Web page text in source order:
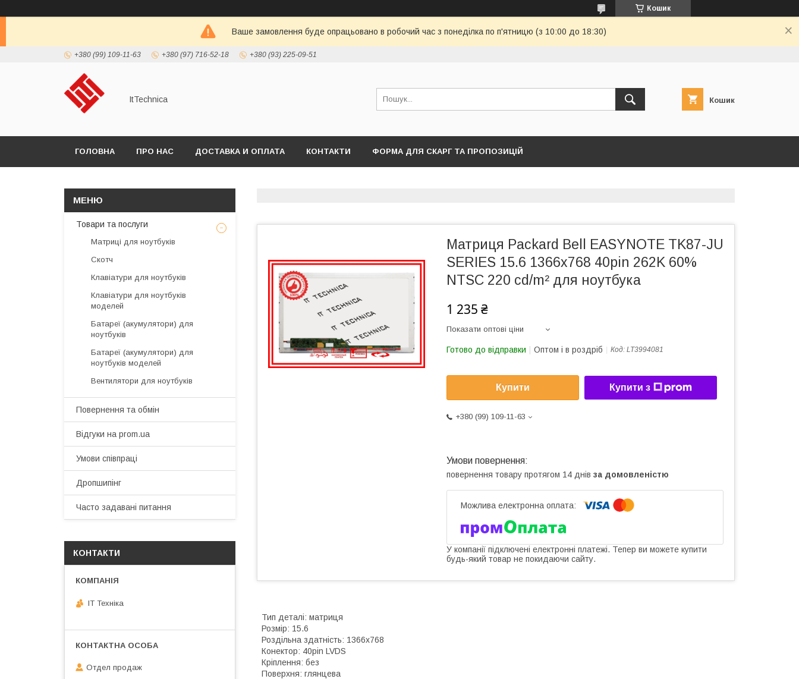
Кошик
Ваше замовлення буде опрацьовано в робочий час з понеділка по п'ятницю (з 10:00 до 18:30)
+380 (99) 109-11-63 +380 (97) 716-52-18 +380 (93) 225-09-51
ItTechnica Кошик
ГОЛОВНА ПРО НАС ДОСТАВКА И ОПЛАТА КОНТАКТИ ФОРМА ДЛЯ СКАРГ ТА ПРОПОЗИЦІЙ
Матриця Packard Bell EASYNOTE TK87-JU
SERIES 15.6 1366x768 40pin 262K 60%
NTSC 220 cd/m² для ноутбука
1 235 ₴
Показати оптові ціни
Готово до відправки Оптом і в роздріб Код: LT3994081
Купити Купити з
+380 (99) 109-11-63
повернення товару протягом 14 днів за домовленістю
У компанії підключені електронні платежі. Тепер ви можете купити
будь-який товар не покидаючи сайту.
Тип деталі: матриця
Розмір: 15.6
Роздільна здатність: 1366x768
Конектор: 40pin LVDS
Кріплення: без
Поверхня: глянцева
Товари та послуги
Матриці для ноутбуків
Скотч
Клавіатури для ноутбуків
Клавіатури для ноутбуків
моделей
Батареї (акумулятори) для
ноутбуків
Батареї (акумулятори) для
ноутбуків моделей
Вентилятори для ноутбуків
Повернення та обмін
Відгуки на prom.ua
Умови співпраці
Дропшипінг
Часто задавані питання
КОНТАКТИ
IT Техніка
Отдел продаж